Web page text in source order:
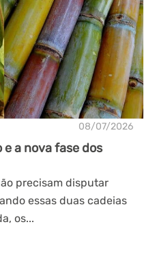
08/07/2026
e a nova fase dos
precisam disputar
essas duas cadeias
os...